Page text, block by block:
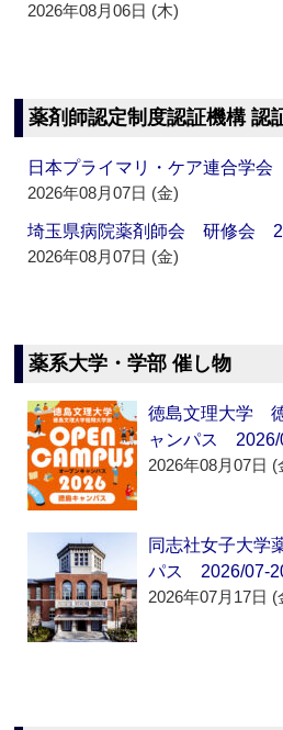
2026年08月06日 (木)
薬剤師認定制度認証機構 認
日本プライマリ・ケア連合学
2026年08月07日 (金)
埼玉県病院薬剤師会 研修会
2026年08月07日 (金)
薬系大学・学部 催し物
徳島文理大学
ャンパス 2026/
2026年08月07日 (
同志社女子大学
パス 2026/07-
2026年07月17日 (